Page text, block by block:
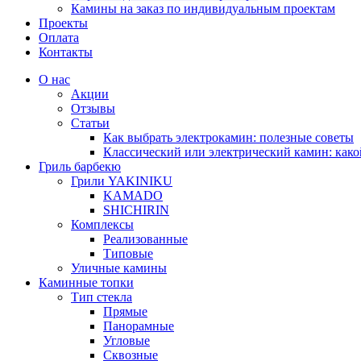
Камины на заказ по индивидуальным проектам
Проекты
Оплата
Контакты
О нас
Акции
Отзывы
Статьи
Как выбрать электрокамин: полезные советы
Классический или электрический камин:
Гриль барбекю
Грили YAKINIKU
KAMADO
SHICHIRIN
Комплексы
Реализованные
Типовые
Уличные камины
Каминные топки
Тип стекла
Прямые
Панорамные
Угловые
Сквозные